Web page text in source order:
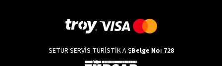
SETUR SERVİS TURİSTİK A.ŞBelge No: 728